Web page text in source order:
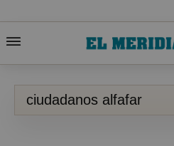
ciudadanos alfafar